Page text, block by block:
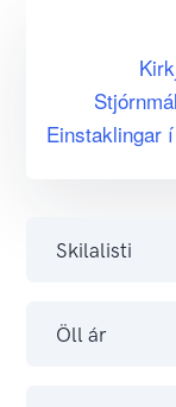
Einstaklingar